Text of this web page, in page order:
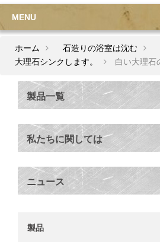
MENU
ホーム
石造りの浴室は沈む
大理石シンクします。
白い大理石
製品一覧
私たちに関しては
ニュース
製品